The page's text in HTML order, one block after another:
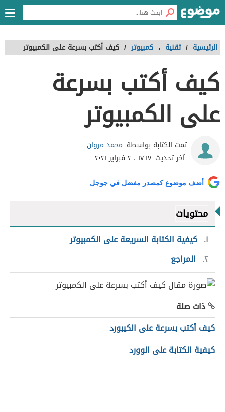
الرئيسية / تقنية ، كمبيوتر / كيف أكتب بسرعة على الكمبيوتر
كيف أكتب بسرعة
على الكمبيوتر
تمت الكتابة بواسطة: محمد مروان
آخر تحديث:١٧:١٧ ، ٢ فبراير ٢٠٢١
أضف موضوع كمصدر مفضل في جوجل
محتويات
١ كيفية الكتابة السريعة على الكمبيوتر
٢ المراجع
ذات صلة
كيف أكتب بسرعة على الكيبورد
كيفية الكتابة على الوورد